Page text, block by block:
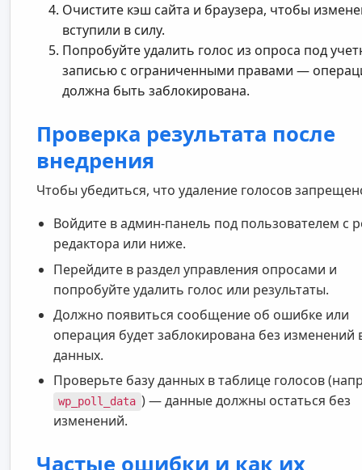
Очистите кэш сайта и браузера, чтобы
вступили в силу.
Попробуйте удалить голос из опроса под
записью с ограниченными правами —
должна быть заблокирована.
Проверка результата после
внедрения
Чтобы убедиться, что удаление голосов
Войдите в админ-панель под пользователем с
редактора или ниже.
Перейдите в раздел управления опросами и
попробуйте удалить голос или результаты.
Должно появиться сообщение об ошибке или
операция будет заблокирована без изменений
данных.
Проверьте базу данных в таблице голосов
wp_poll_data ) — данные должны остаться без
изменений.
Частые ошибки и как их